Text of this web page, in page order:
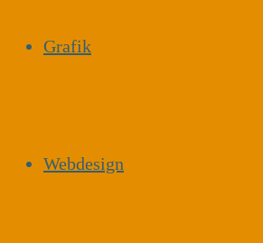
Grafik
Webdesign